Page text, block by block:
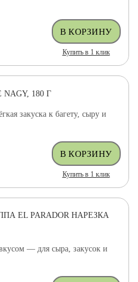
Купить в 1 клик
180 Г
закуска к багету, сыру и
Купить в 1 клик
EL PARADOR НАРЕЗКА
— для сыра, закусок и